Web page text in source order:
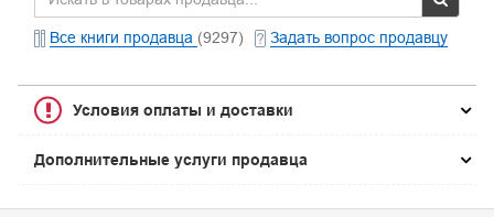
Все книги продавца (9297) Задать вопрос продавцу
Условия оплаты и доставки
Дополнительные услуги продавца